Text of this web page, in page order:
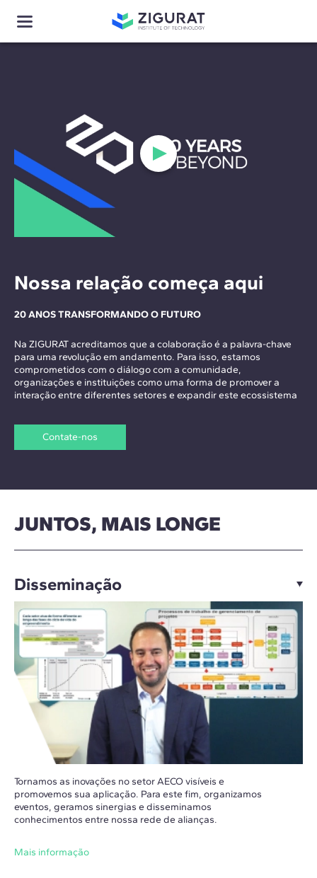
Nossa relação começa aqui
20 ANOS TRANSFORMANDO O FUTURO
Na ZIGURAT acreditamos que a colaboração é a palavra-chave
para uma revolução em andamento. Para isso, estamos
comprometidos com o diálogo com a comunidade,
organizações e instituições como uma forma de promover a
interação entre diferentes setores e expandir este ecossistema
Contate-nos
JUNTOS, MAIS LONGE
Disseminação
Tornamos as inovações no setor AECO visíveis e
promovemos sua aplicação. Para este fim, organizamos
eventos, geramos sinergias e disseminamos
conhecimentos entre nossa rede de alianças.
Mais informação